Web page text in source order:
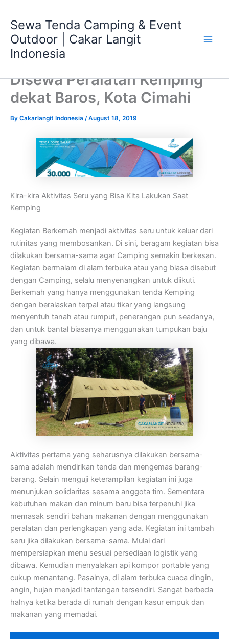
content
Sewa Tenda Camping & Event
Outdoor | Cakar Langit
Indonesia
Disewa Peralatan Kemping
dekat Baros, Kota Cimahi
By Cakarlangit Indonesia /August 18, 2019
Kira-kira Aktivitas Seru yang Bisa Kita Lakukan Saat
Kemping
Kegiatan Berkemah menjadi aktivitas seru untuk keluar dari
rutinitas yang membosankan. Di sini, beragam kegiatan bisa
dilakukan bersama-sama agar Camping semakin berkesan.
Kegiatan bermalam di alam terbuka atau yang biasa disebut
dengan Camping, selalu menyenangkan untuk diikuti.
Berkemah yang hanya menggunakan tenda Kemping
dengan beralaskan terpal atau tikar yang langsung
menyentuh tanah atau rumput, penerangan pun seadanya,
dan untuk bantal biasanya menggunakan tumpukan baju
yang dibawa.
Aktivitas pertama yang seharusnya dilakukan bersama-
sama adalah mendirikan tenda dan mengemas barang-
barang. Selain menguji keterampilan kegiatan ini juga
menunjukan solidaritas sesama anggota tim. Sementara
kebutuhan makan dan minum baru bisa terpenuhi jika
memasak sendiri bahan makanan dengan menggunakan
peralatan dan perlengkapan yang ada. Kegiatan ini tambah
seru jika dilakukan bersama-sama. Mulai dari
mempersiapkan menu sesuai persediaan logistik yang
dibawa. Kemudian menyalakan api kompor portable yang
cukup menantang. Pasalnya, di alam terbuka cuaca dingin,
angin, hujan menjadi tantangan tersendiri. Sangat berbeda
halnya ketika berada di rumah dengan kasur empuk dan
makanan yang memadai.